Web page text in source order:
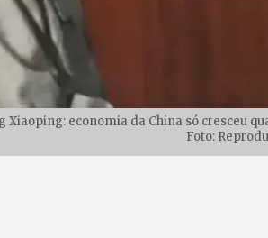
Xiaoping: economia da China só cresceu
Foto: